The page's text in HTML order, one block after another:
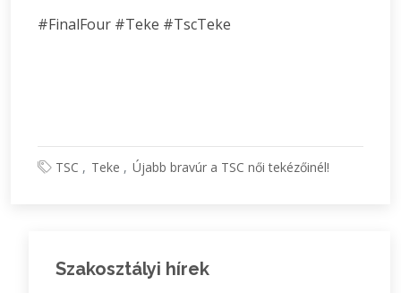
#FinalFour #Teke #TscTeke
TSC Teke Újabb bravúr a TSC női tekézőinél!
Szakosztályi hírek